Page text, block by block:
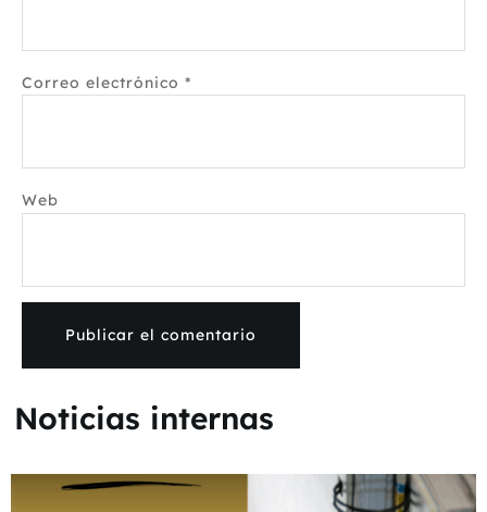
Correo electrónico *
Web
Noticias internas